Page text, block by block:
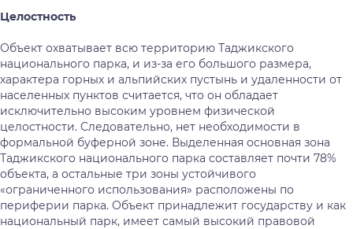
Целостность
Объект охватывает всю территорию Таджикского
национального парка, и из-за его большого размера,
характера горных и альпийских пустынь и удаленности от
населенных пунктов считается, что он обладает
исключительно высоким уровнем физической
целостности. Следовательно, нет необходимости в
формальной буферной зоне. Выделенная основная зона
Таджикского национального парка составляет почти 78%
объекта, а остальные три зоны устойчивого
«ограниченного использования» расположены по
периферии парка. Объект принадлежит государству и как
национальный парк, имеет самый высокий правовой